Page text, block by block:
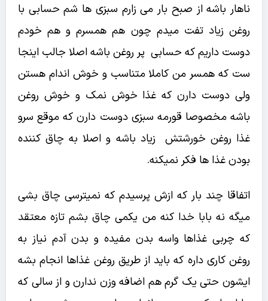
ناهار باشه از صبح بار می زارم سبزی ها شم حسابی با
روغن زیاد تفت میدم چون هم همسرم و هم خودم
دوست داریم که حسابی پر روغن باشه اصلا جالب اینجا
ست که همسر من کاملا متناسب و خوش اندام هستن
ولی دوست دارن که غذا خوش نمک و خوش روغن
باشه مخصوصا قورمه سبزی دوست دارن که موقع سرو
غذا روغن خورشتش زیاد باشه و اصلا به چاق کننده
بودن غذا ها فکر نمیکنه.
اتفاقا چند بار که ازش پرسیدم که نمیترسی چاق بشی
میگه نه بابا خدا کنه من یکمی چاق بشم تازه معتقد
که چربی غذاها واسه بدن مفیده و بدن آدم نیاز به
روغن کاری داره که باید از طریق روغن غذاها انجام بشه
ایشون حتی یک گرم هم اضافه وزن ندارن و از سالی که